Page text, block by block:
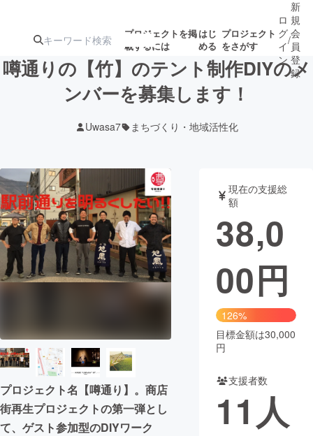
プロジェクトを掲
載するには
はじ
める
プロジェクト
をさがす
ターン
ジェクト
募集終了が近いプ
ロジェクト
アート・写真 音楽
テクノロジー・ガジェット ゲーム・
映像・映画 書籍・雑誌
チャレンジ
まちづくり・地域活性化
CAMPFIRE for Social Good
CAMPFIRE Creation
CAMPFIREふるさと納税
コミュニティ
ロ
グ
イ
ン
/
新
規
会
員
登
録
噂通りの【竹】のテント制作DIYのメ
ンバーを募集します！
Uwasa7 まちづくり・地域活性化
プロジェクト名【噂通り】。商店
街再生プロジェクトの第一弾とし
て、ゲスト参加型のDIYワーク
現在の支援総
額
38,0
00円
126%
目標金額は30,000
円
支援者数
11 人